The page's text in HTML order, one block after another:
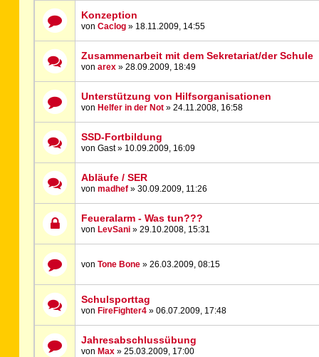
Konzeption
vonCaclog » 18.11.2009, 14:55
Zusammenarbeit mit dem Sekretariat/der Schule
vonarex » 28.09.2009, 18:49
Unterstützung von Hilfsorganisationen
von Helfer in der Not » 24.11.2008, 16:58
SSD-Fortbildung
von Gast » 10.09.2009, 16:09
Abläufe / SER
vonmadhef » 30.09.2009, 11:26
Feueralarm - Was tun???
von LevSani » 29.10.2008, 15:31
vonTone Bone » 26.03.2009, 08:15
Schulsporttag
von FireFighter4 » 06.07.2009, 17:48
Jahresabschlussübung
von Max » 25.03.2009, 17:00